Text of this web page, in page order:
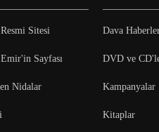
Dava
DVD ve
Kampanyalar
Kitaplar
Sitesi
Sayfası
Nidalar